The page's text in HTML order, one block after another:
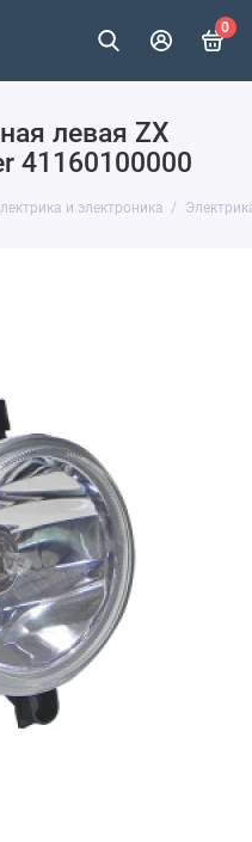
0
левая ZX
41160100000
и электроника